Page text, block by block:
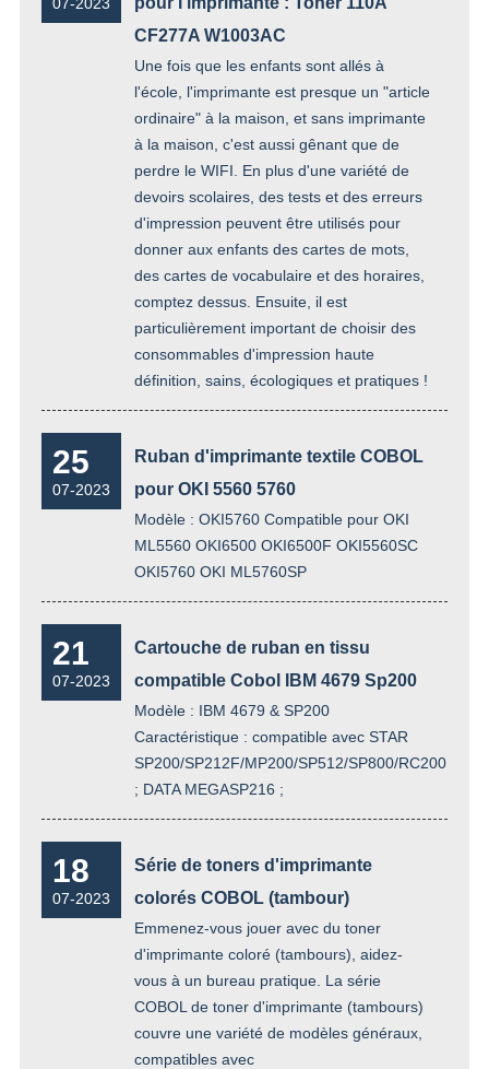
CF277A W1003AC
Une fois que les enfants sont allés à
l'école, l'imprimante est presque un "article
ordinaire" à la maison, et sans imprimante
à la maison, c'est aussi gênant que de
perdre le WIFI. En plus d'une variété de
devoirs scolaires, des tests et des erreurs
d'impression peuvent être utilisés pour
donner aux enfants des cartes de mots,
des cartes de vocabulaire et des horaires,
comptez dessus. Ensuite, il est
particulièrement important de choisir des
consommables d'impression haute
définition, sains, écologiques et pratiques !
25
07-2023
Ruban d'imprimante textile COBOL
pour OKI 5560 5760
Modèle : OKI5760 Compatible pour OKI
ML5560 OKI6500 OKI6500F OKI5560SC
OKI5760 OKI ML5760SP
21
07-2023
Cartouche de ruban en tissu
compatible Cobol IBM 4679 Sp200
Modèle : IBM 4679 & SP200
Caractéristique : compatible avec STAR
SP200/SP212F/MP200/SP512/SP800/RC200B/
; DATA MEGASP216 ;
18
07-2023
Série de toners d'imprimante
colorés COBOL (tambour)
Emmenez-vous jouer avec du toner
d'imprimante coloré (tambours), aidez-
vous à un bureau pratique. La série
COBOL de toner d'imprimante (tambours)
couvre une variété de modèles généraux,
compatibles avec